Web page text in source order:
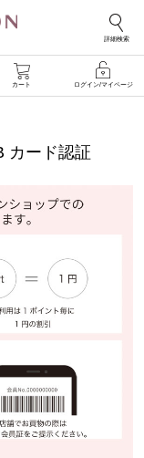
詳細検索
カート ログイン/マイページ
カード認証